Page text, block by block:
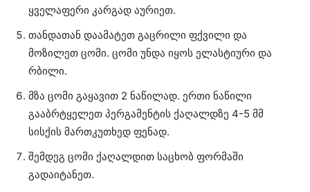
ყველაფერი კარგად აურიეთ.
თანდათან დაამატეთ გაცრილი ფქვილი და
მოზილეთ ცომი. ცომი უნდა იყოს ელასტიური და
რბილი.
მზა ცომი გაყავით 2 ნაწილად. ერთი ნაწილი
გააბრტყელეთ პერგამენტის ქაღალდზე 4-5 მმ
სისქის მართკუთხედ ფენად.
შემდეგ ცომი ქაღალდით საცხობ ფორმაში
გადაიტანეთ.